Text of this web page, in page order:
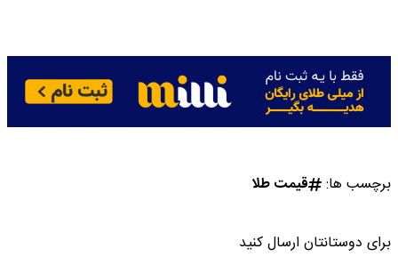
برچسب ها: قیمت طلا
برای دوستانتان ارسال کنید